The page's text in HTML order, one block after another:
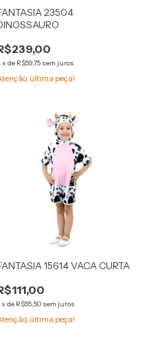
23504
x de R$59,75 sem juros
última peça!
15614 VACA CURTA
x de R$55,50 sem juros
última peça!